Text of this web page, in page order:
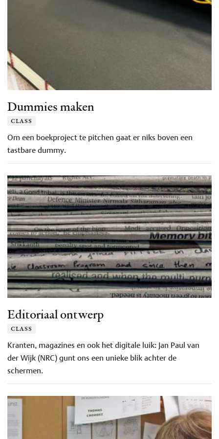
Dummies maken
class
Om een boekproject te pitchen gaat er niks boven een
tastbare dummy.
Editoriaal ontwerp
class
Kranten, magazines en ook het digitale luik: Jan Paul van
der Wijk (NRC) gunt ons een unieke blik achter de
schermen.